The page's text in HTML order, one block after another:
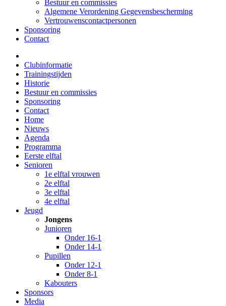
Bestuur en commissies
Algemene Verordening Gegevensbescherming
Vertrouwenscontactpersonen
Sponsoring
Contact
Clubinformatie
Trainingstijden
Historie
Bestuur en commissies
Sponsoring
Contact
Home
Nieuws
Agenda
Programma
Eerste elftal
Senioren
1e elftal vrouwen
2e elftal
3e elftal
4e elftal
Jeugd
Jongens
Junioren
Onder 16-1
Onder 14-1
Pupillen
Onder 12-1
Onder 8-1
Kabouters
Sponsors
Media